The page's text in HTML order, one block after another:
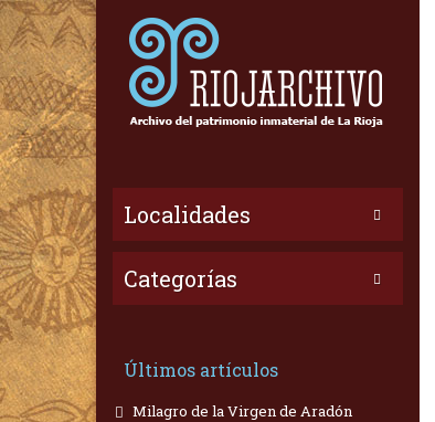
Localidades
Categorías
Últimos artículos
Milagro de la Virgen de Aradón